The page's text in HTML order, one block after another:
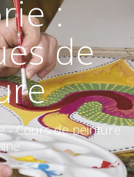
:
de
- Cours de peinture